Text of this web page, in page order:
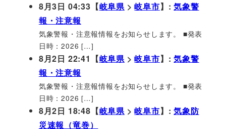
8月3日 04:33【岐阜県 >岐阜市】:気象警
報・注意報
気象警報・注意報情報をお知らせします。 ■発表
日時：2026 […]
8月2日 22:41【岐阜県 >岐阜市】:気象警
報・注意報
気象警報・注意報情報をお知らせします。 ■発表
日時：2026 […]
8月2日 18:48【岐阜県 >岐阜市】:気象防
災速報（竜巻）